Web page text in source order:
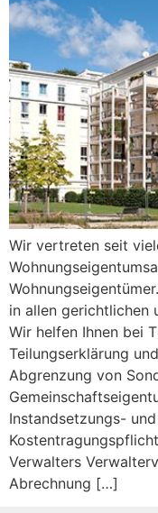
Wir vertreten seit
in allen gerichtlichen
Wir helfen Ihnen bei
Teilungserklärung
Abgrenzung von
Instandsetzungs-
Verwalters
Abrechnung […]